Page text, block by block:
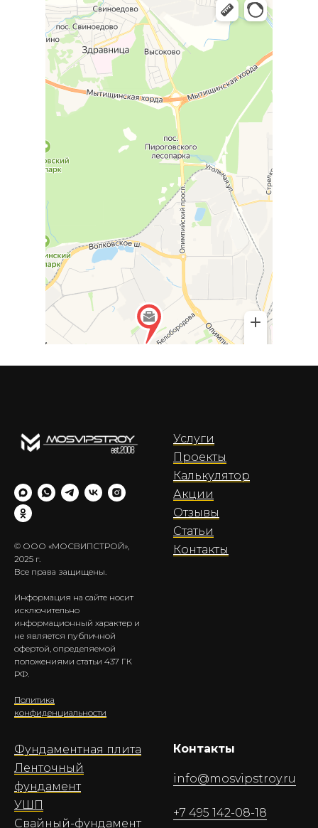
© ООО «МОСВИПСТРОЙ»,
2025 г.
Все права защищены.
Информация на сайте носит
исключительно
информационный характер и
не является публичной
офертой, определяемой
положениями статьи 437 ГК
РФ.
Политика
конфиденциальности
Услуги
Проекты
Калькулятор
Акции
Отзывы
Статьи
Контакты
Фундаментная плита
Ленточный
фундамент
УШП
Свайный-фундамент
Контакты
info@mosvipstroy.ru
+7 495 142-08-18